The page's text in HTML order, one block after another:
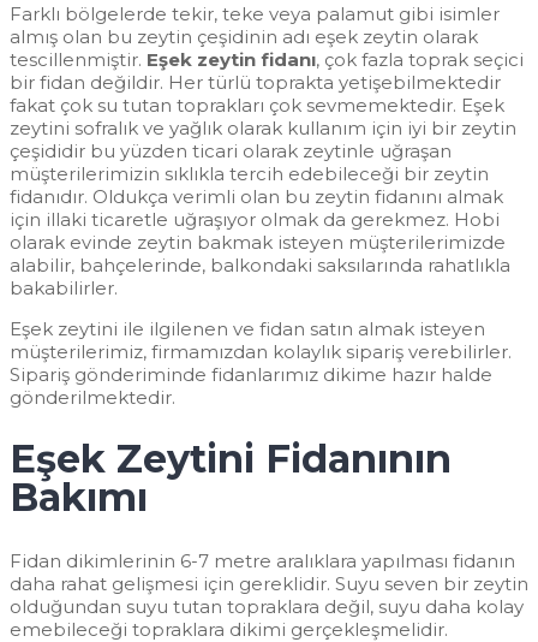
Farklı bölgelerde tekir, teke veya palamut gibi isimler
almış olan bu zeytin çeşidinin adı eşek zeytin olarak
tescillenmiştir. Eşek zeytin fidanı, çok fazla toprak seçici
bir fidan değildir. Her türlü toprakta yetişebilmektedir
fakat çok su tutan toprakları çok sevmemektedir. Eşek
zeytini sofralık ve yağlık olarak kullanım için iyi bir zeytin
çeşididir bu yüzden ticari olarak zeytinle uğraşan
müşterilerimizin sıklıkla tercih edebileceği bir zeytin
fidanıdır. Oldukça verimli olan bu zeytin fidanını almak
için illaki ticaretle uğraşıyor olmak da gerekmez. Hobi
olarak evinde zeytin bakmak isteyen müşterilerimizde
alabilir, bahçelerinde, balkondaki saksılarında rahatlıkla
bakabilirler.
Eşek zeytini ile ilgilenen ve fidan satın almak isteyen
müşterilerimiz, firmamızdan kolaylık sipariş verebilirler.
Sipariş gönderiminde fidanlarımız dikime hazır halde
gönderilmektedir.
Eşek Zeytini Fidanının
Bakımı
Fidan dikimlerinin 6-7 metre aralıklara yapılması fidanın
daha rahat gelişmesi için gereklidir. Suyu seven bir zeytin
olduğundan suyu tutan topraklara değil, suyu daha kolay
emebileceği topraklara dikimi gerçekleşmelidir.